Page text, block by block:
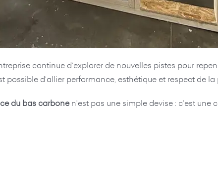
continue d’explorer de nouvelles pistes pour
d’allier performance, esthétique et respect de la
du bas carbonen’est pas une simple devise : c’est une